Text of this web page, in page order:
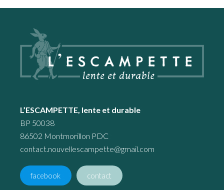
L’ESCAMPETTE, lente et durable
BP 50038
86502 Montmorillon PDC
contact.nouvellescampette@gmail.com
facebook contact